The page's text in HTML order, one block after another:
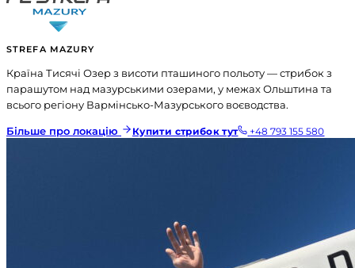
STREFA MAZURY
Країна Тисячі Озер з висоти пташиного польоту — стрибок з
парашутом над мазурськими озерами, у межах Ольштина та
всього регіону Вармінсько-Мазурського воєводства.
Більше про локацію Купити стрибок тут +48 793 155 580